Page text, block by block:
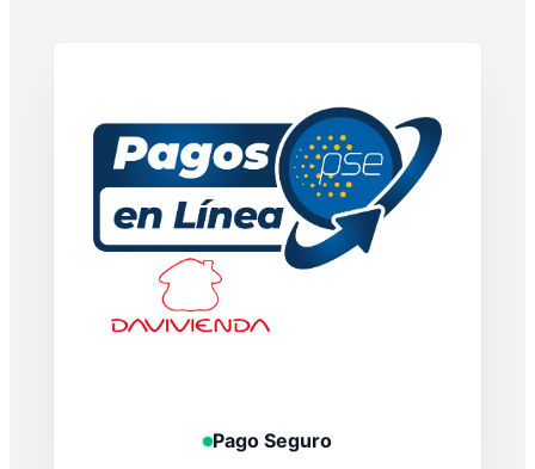
Pago Seguro